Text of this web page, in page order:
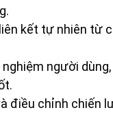
kết tự nhiên từ
người
điều chỉnh chiến